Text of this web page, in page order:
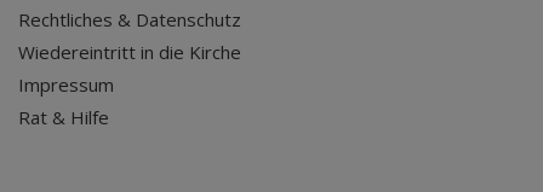
Rechtliches & Datenschutz
Wiedereintritt in die Kirche
Impressum
Rat & Hilfe